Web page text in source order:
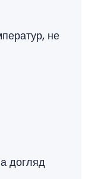
не
догляд